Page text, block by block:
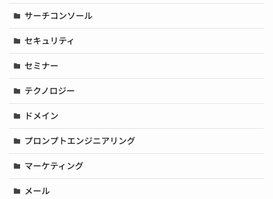
サーチコンソール
セキュリティ
セミナー
テクノロジー
ドメイン
プロンプトエンジニアリング
マーケティング
メール